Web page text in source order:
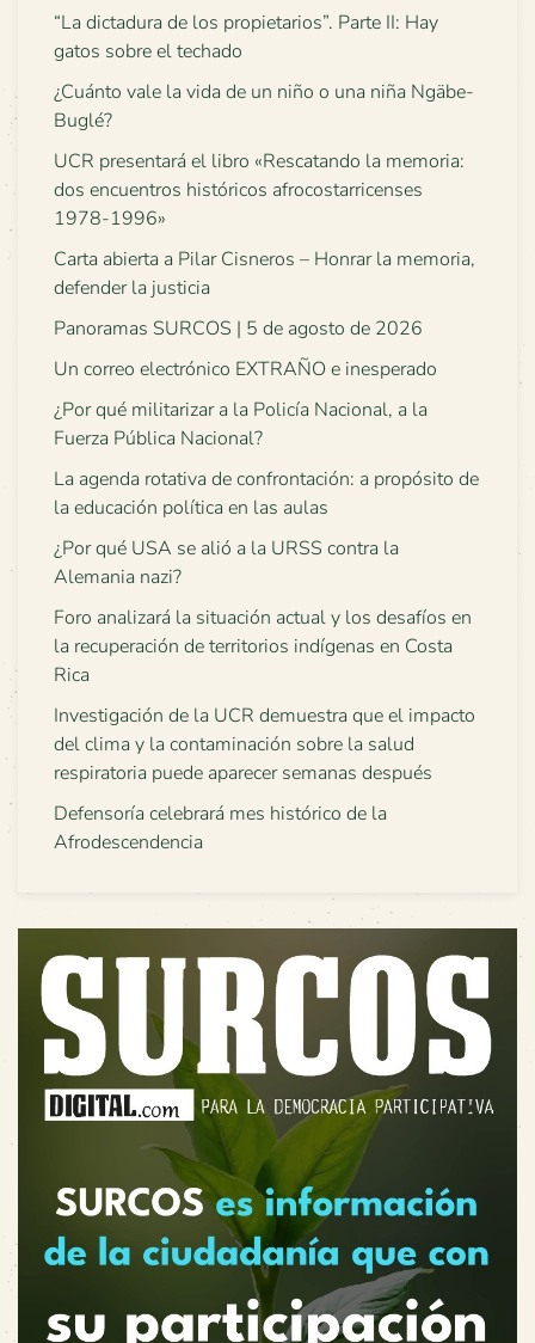
“La dictadura de los propietarios”. Parte II: Hay
gatos sobre el techado
¿Cuánto vale la vida de un niño o una niña Ngäbe-
Buglé?
UCR presentará el libro «Rescatando la memoria:
dos encuentros históricos afrocostarricenses
1978-1996»
Carta abierta a Pilar Cisneros – Honrar la memoria,
defender la justicia
Panoramas SURCOS | 5 de agosto de 2026
Un correo electrónico EXTRAÑO e inesperado
¿Por qué militarizar a la Policía Nacional, a la
Fuerza Pública Nacional?
La agenda rotativa de confrontación: a propósito de
la educación política en las aulas
¿Por qué USA se alió a la URSS contra la
Alemania nazi?
Foro analizará la situación actual y los desafíos en
la recuperación de territorios indígenas en Costa
Rica
Investigación de la UCR demuestra que el impacto
del clima y la contaminación sobre la salud
respiratoria puede aparecer semanas después
Defensoría celebrará mes histórico de la
Afrodescendencia